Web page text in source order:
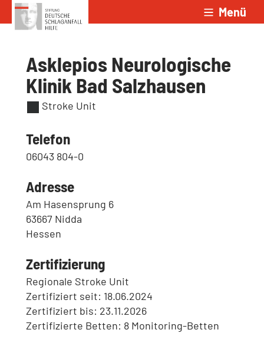
Zum Inhalt springen Menü
Asklepios Neurologische
Klinik Bad Salzhausen
Stroke Unit
Telefon
06043 804-0
Adresse
Am Hasensprung 6
63667 Nidda
Hessen
Zertifizierung
Regionale Stroke Unit
Zertifiziert seit: 18.06.2024
Zertifiziert bis: 23.11.2026
Zertifizierte Betten: 8 Monitoring-Betten